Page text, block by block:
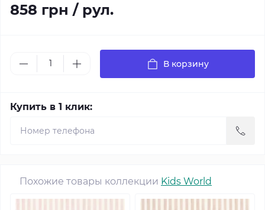
858 грн / рул.
В корзину
Купить в 1 клик:
Похожие товары коллекции Kids World